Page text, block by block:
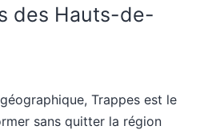
des Hauts-de-
Trappes est le
sans quitter la région